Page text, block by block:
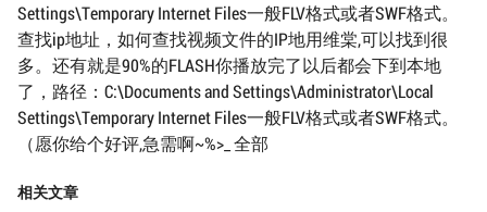
Settings\Temporary Internet Files一般FLV格式或者SWF格式。
查找ip地址，如何查找视频文件的IP地用维棠,可以找到很
多。还有就是90%的FLASH你播放完了以后都会下到本地
了，路径：C:\Documents and Settings\Administrator\Local
Settings\Temporary Internet Files一般FLV格式或者SWF格式。
（愿你给个好评,急需啊~%>_ 全部
相关文章